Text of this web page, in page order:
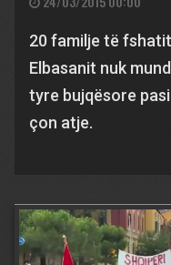
20 familje të
Elbasanit nuk
tyre bujqësore
çon atje.